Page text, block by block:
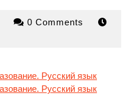
admin 0 Comments
Русский язык
Русский язык